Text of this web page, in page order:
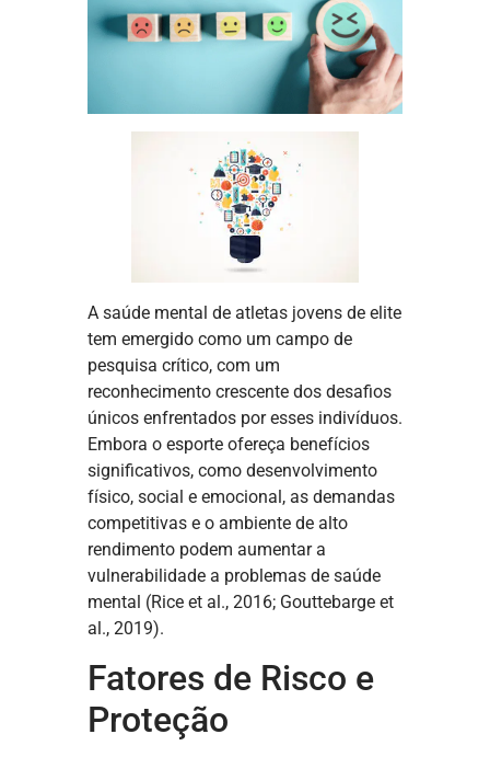
A saúde mental de atletas jovens de elite
tem emergido como um campo de
pesquisa crítico, com um
reconhecimento crescente dos desafios
únicos enfrentados por esses indivíduos.
Embora o esporte ofereça benefícios
significativos, como desenvolvimento
físico, social e emocional, as demandas
competitivas e o ambiente de alto
rendimento podem aumentar a
vulnerabilidade a problemas de saúde
mental (Rice et al., 2016; Gouttebarge et
al., 2019).
Fatores de Risco e
Proteção